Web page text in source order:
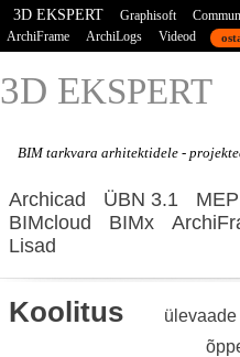
3D EKSPERT Graphisoft
ArchiFrame
ArchiLogs Videod
3D EKSPERT
BIM tarkvara arhitektidele -
Archicad ÜBN 3.1
BIMcloud
BIMx
Lisad
Koolitus ülevaade